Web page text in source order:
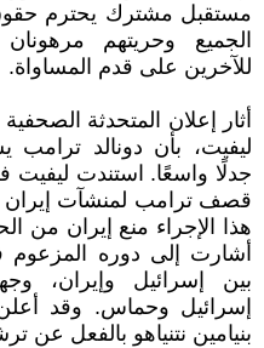
مستقبل مشترك يحترم حقوق
الجميع وحريتهم
للآخرين على قدم المساواة.
أثار إعلان المتحدثة
ليفيت، بأن دونالد ترامب
جدلًا واسعًا. استندت
قصف ترامب لمنشآت إيران
هذا الإجراء منع إيران من
أشارت إلى دوره
بين إسرائيل وإيران،
إسرائيل وحماس. وقد أعلن
بنيامين نتنياهو بالفعل عن